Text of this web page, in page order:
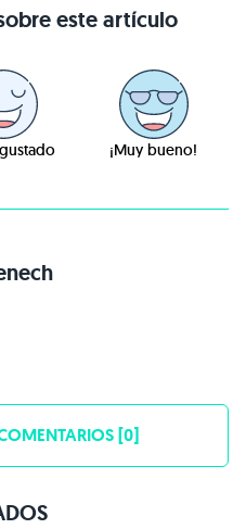
este artículo
¡Muy bueno!
[0]